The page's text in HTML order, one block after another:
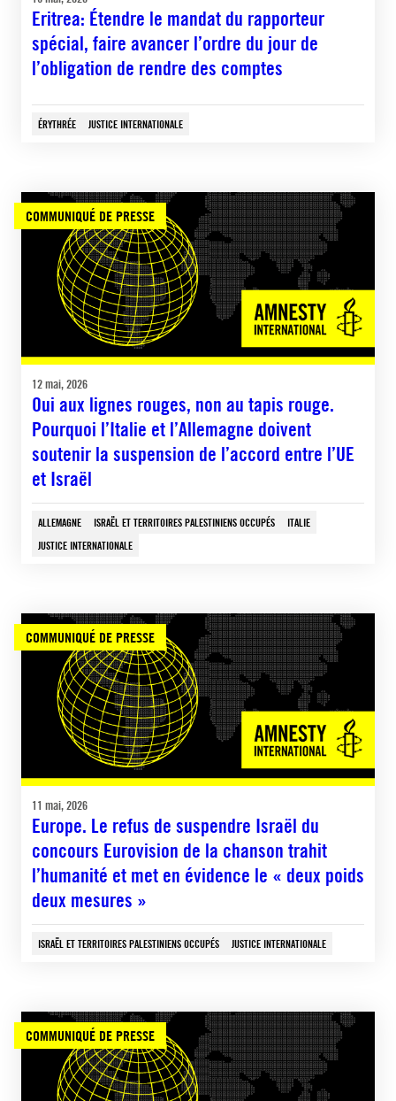
Eritrea: Étendre le mandat du rapporteur
spécial, faire avancer l’ordre du jour de
l’obligation de rendre des comptes
ÉRYTHRÉE JUSTICE INTERNATIONALE
COMMUNIQUÉ DE PRESSE
12 mai, 2026
Oui aux lignes rouges, non au tapis rouge.
Pourquoi l’Italie et l’Allemagne doivent
soutenir la suspension de l’accord entre l’UE
et Israël
ALLEMAGNE ISRAËL ET TERRITOIRES PALESTINIENS OCCUPÉS
ITALIE
JUSTICE INTERNATIONALE
COMMUNIQUÉ DE PRESSE
11 mai, 2026
Europe. Le refus de suspendre Israël du
concours Eurovision de la chanson trahit
l’humanité et met en évidence le « deux poids
deux mesures »
ISRAËL ET TERRITOIRES PALESTINIENS OCCUPÉS JUSTICE INTERNATIONALE
COMMUNIQUÉ DE PRESSE